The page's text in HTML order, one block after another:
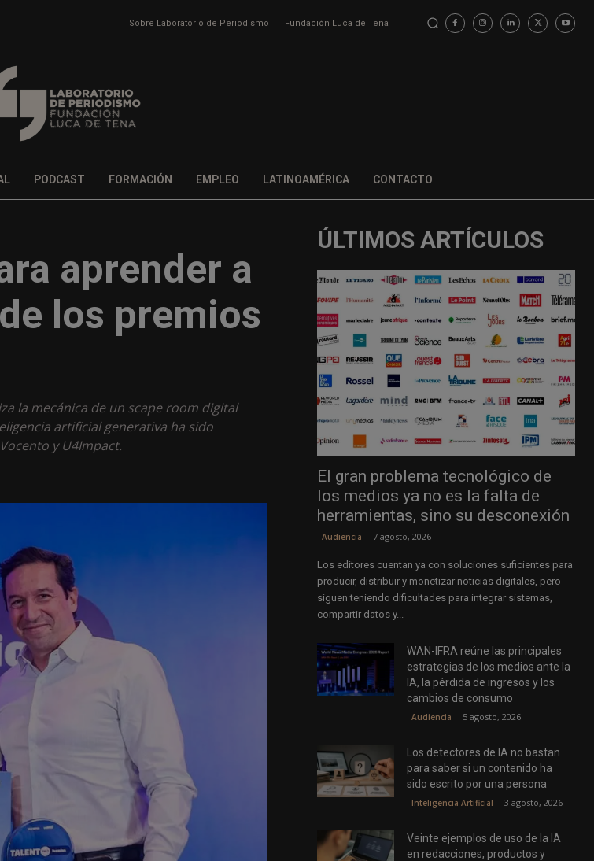
Sobre Laboratorio de Periodismo Fundación Luca de Tena
PODCAST FORMACIÓN EMPLEO LATINOAMÉRICA CONTACTO
aprender a
los premios
la mecánica de un scape room digital
artificial generativa ha sido
y U4Impact.
ÚLTIMOS ARTÍCULOS
El gran problema tecnológico de
los medios ya no es la falta de
herramientas, sino su desconexión
Audiencia 7 agosto, 2026
Los editores cuentan ya con soluciones suficientes para
producir, distribuir y monetizar noticias digitales, pero
siguen teniendo dificultades para integrar sistemas,
compartir datos y...
WAN-IFRA reúne las principales
estrategias de los medios ante la
IA, la pérdida de ingresos y los
cambios de consumo
Audiencia 5 agosto, 2026
Los detectores de IA no bastan
para saber si un contenido ha
sido escrito por una persona
Inteligencia Artificial 3 agosto, 2026
Veinte ejemplos de uso de la IA
en redacciones, productos y